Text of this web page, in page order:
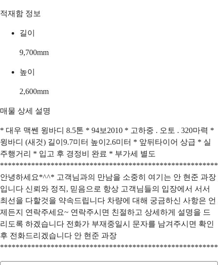
적재함 정보
길이
9,700mm
높이
2,600mm
매물 상세 설명
* 대우 맥쎈 윙바디 8.5톤 * 94보2010 * 고하중 . 오토 . 320마력 *
윙바디 (새것) 길이9.7미터 높이2.6미터 * 앞뒤타이어 상급 * 실
주행거리 * 입고 후 경정비 완료 * 부가세 별도
안녕하세요*^^* 고객님과의 만남을 소중히 여기는 안 현준 과장
입니다 신뢰와 정직, 믿음으로 항상 고객님들의 입장에서 서서
최선을 다할것을 약속드립니다 차량에 대해 궁금하신 사항은 언
제든지 연락주세요~ 연락주시면 친절하고 상세하게 설명을 드
리도록 하겠습니다 전화가 부재중일시 문자를 남겨주시면 확인
후 전화드리겠습니다 안 현준 과장